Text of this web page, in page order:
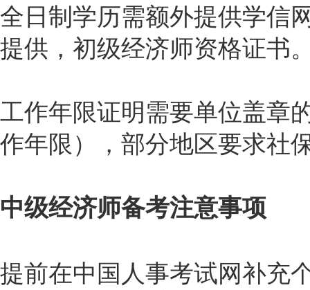
全日制学历需额外提供学信
提供，初级经济师资格证书
工作年限证明需要单位盖章
作年限），部分地区要求社
中级经济师备考注意事项
提前在中国人事考试网补充